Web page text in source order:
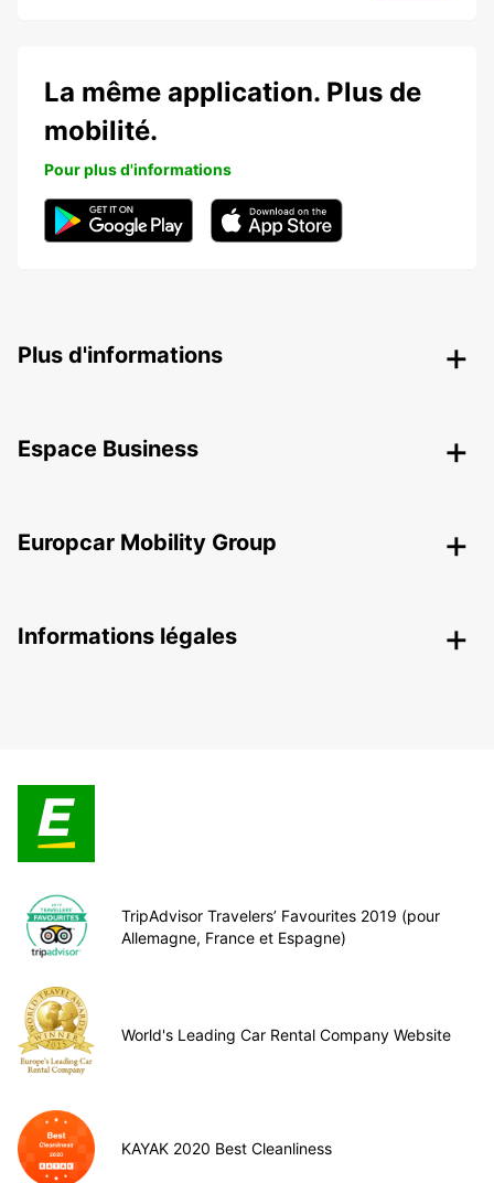
La même application. Plus de
mobilité.
Pour plus d'informations
Plus d'informations
Espace Business
Europcar Mobility Group
Informations légales
TripAdvisor Travelers’ Favourites 2019 (pour
Allemagne, France et Espagne)
World's Leading Car Rental Company Website
KAYAK 2020 Best Cleanliness